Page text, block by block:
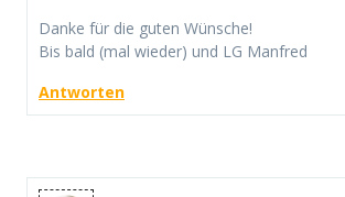
Danke für die guten Wünsche!
Bis bald (mal wieder) und LG Manfred
Antworten